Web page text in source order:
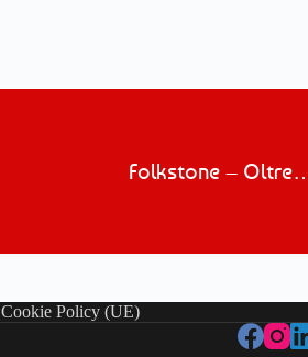
Folkstone –
Cookie Policy (UE)